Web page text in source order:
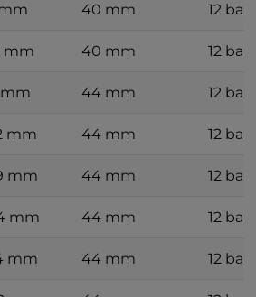
40 mm 12 bar
mm 40 mm 12 bar
mm 44 mm 12 bar
mm 44 mm 12 bar
mm 44 mm 12 bar
mm 44 mm 12 bar
mm 44 mm 12 bar